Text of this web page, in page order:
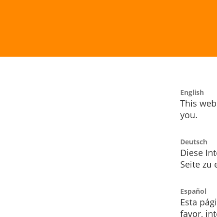
English
This
you.
Deutsch
Diese
Seite zu
Español
Esta
favor,